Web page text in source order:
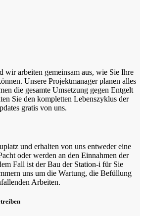
wir arbeiten gemeinsam aus, wie Sie Ihre
Unsere Projektmanager planen alles
die gesamte Umsetzung gegen Entgelt
Sie den kompletten Lebenszyklus der
gratis von uns.
und erhalten von uns entweder eine
oder werden an den Einnahmen der
Fall ist der Bau der Station-i für Sie
uns um die Wartung, die Befüllung
Arbeiten.